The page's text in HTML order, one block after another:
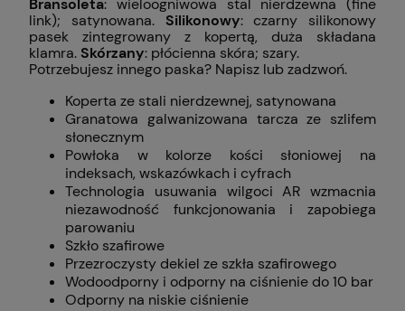
Bransoleta: wieloogniwowa stal nierdzewna (fine
link); satynowana. Silikonowy: czarny silikonowy
pasek zintegrowany z kopertą, duża składana
klamra. Skórzany: płócienna skóra; szary.
Potrzebujesz innego paska? Napisz lub zadzwoń.
Koperta ze stali nierdzewnej, satynowana
Granatowa galwanizowana tarcza ze szlifem
słonecznym
Powłoka w kolorze kości słoniowej na
indeksach, wskazówkach i cyfrach
Technologia usuwania wilgoci AR wzmacnia
niezawodność funkcjonowania i zapobiega
parowaniu
Szkło szafirowe
Przezroczysty dekiel ze szkła szafirowego
Wodoodporny i odporny na ciśnienie do 10 bar
Odporny na niskie ciśnienie